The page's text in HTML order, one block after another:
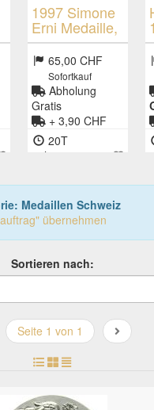
Hans Erni
1994 Elefant -
Zirkus Knie
100,00 CHF
Sofortkauf
Abholung
+ 3,90 CHF
Versand
21h:44m:14s
Medaillen Schweiz
übernehmen
Sortieren nach:
Seite 1 von 1